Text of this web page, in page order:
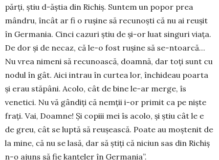
părți, știu d-ăștia din Richiș. Suntem un popor prea
mândru, încât ar fi o rușine să re­cunoști că nu ai reușit
în Germania. Cinci cazuri știu de și-or luat singuri viața.
De dor și de ne­caz, că le-o fost rușine să se-ntoarcă…
Nu vrea nimeni să recunoască, doamnă, dar toți sunt cu
nodul în gât. Aici intrau în curtea lor, închideau poarta
și erau stăpâni. Acolo, cât de bine le-ar merge, îs
venetici. Nu vă gândiți că nemții i-or primit ca pe niște
frați. Vai, Doamne! Și copiii mei îs acolo, și știu cât le e
de greu, cât se luptă să reușească. Poate au moștenit de
la mine, că nu se lasă, dar să știți că niciun sas din Richiș
n-o ajuns să fie kanțeler în Germania”.